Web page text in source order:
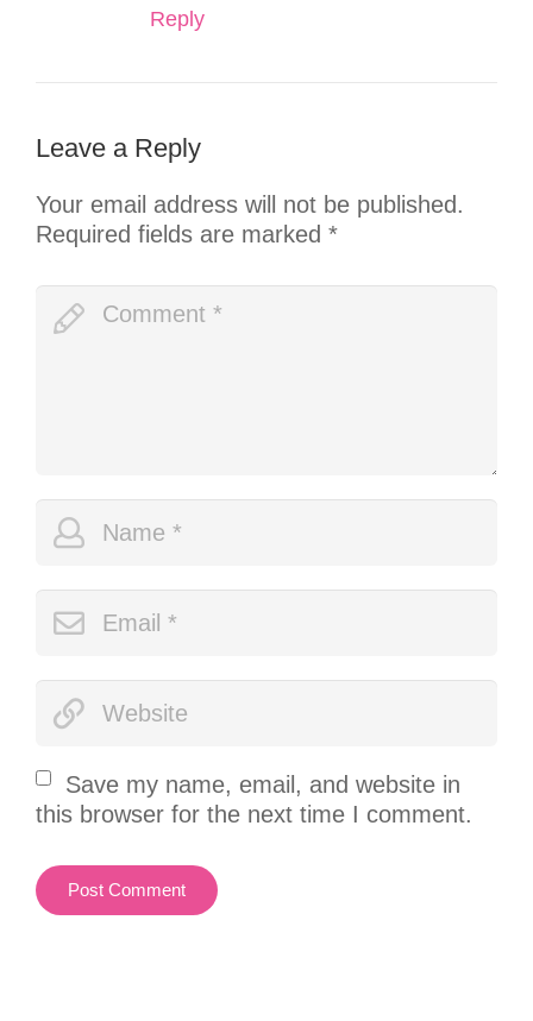
Reply
Leave a Reply
Your email address will not be published.
Required fields are marked *
Save my name, email, and website in
this browser for the next time I comment.
Post Comment